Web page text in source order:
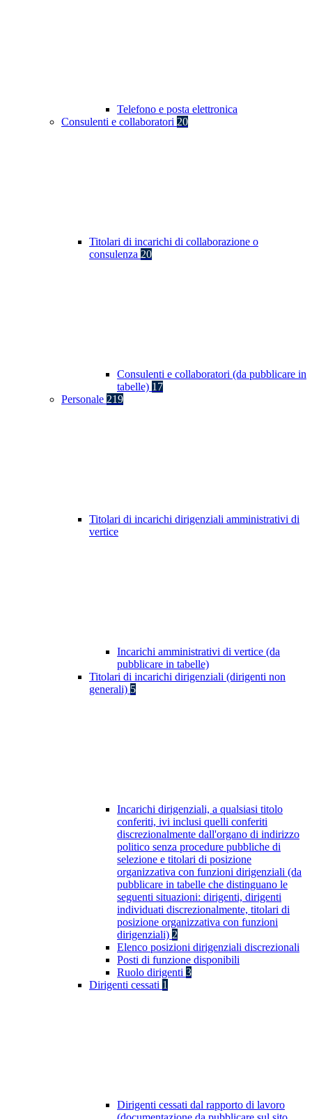
Telefono e posta elettronica
Consulenti e collaboratori 20
Titolari di incarichi di collaborazione o
consulenza 20
Consulenti e collaboratori (da pubblicare in
tabelle) 17
Personale 219
Titolari di incarichi dirigenziali amministrativi di
vertice
Incarichi amministrativi di vertice (da
pubblicare in tabelle)
Titolari di incarichi dirigenziali (dirigenti non
generali) 5
Incarichi dirigenziali, a qualsiasi titolo
conferiti, ivi inclusi quelli conferiti
discrezionalmente dall'organo di indirizzo
politico senza procedure pubbliche di
selezione e titolari di posizione
organizzativa con funzioni dirigenziali (da
pubblicare in tabelle che distinguano le
seguenti situazioni: dirigenti, dirigenti
individuati discrezionalmente, titolari di
posizione organizzativa con funzioni
dirigenziali) 2
Elenco posizioni dirigenziali discrezionali
Posti di funzione disponibili
Ruolo dirigenti 3
Dirigenti cessati 1
Dirigenti cessati dal rapporto di lavoro